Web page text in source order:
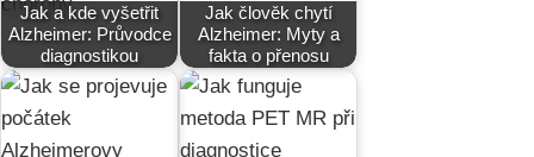
Jak a kde vyšetřit
Alzheimer: Průvodce
diagnostikou
Jak člověk chytí
Alzheimer: Myty a
fakta o přenosu